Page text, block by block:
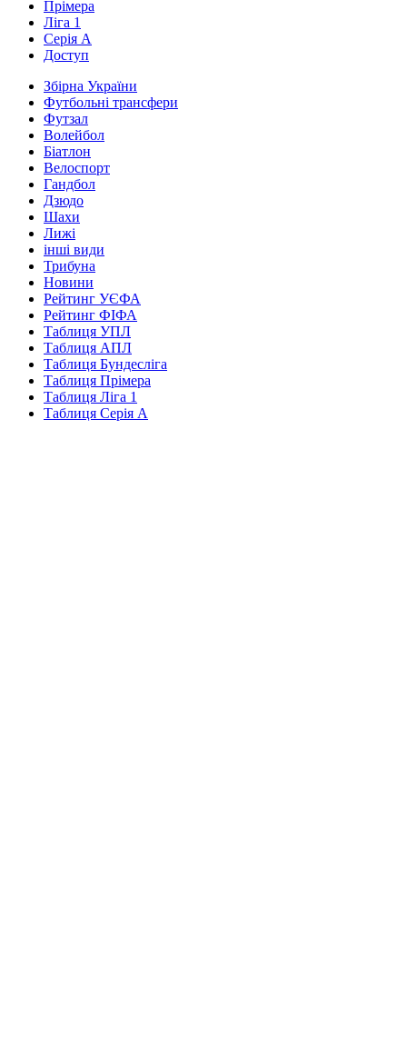
Прімера
Ліга 1
Серія А
Доступ
Збірна України
Футбольні трансфери
Футзал
Волейбол
Біатлон
Велоспорт
Гандбол
Дзюдо
Шахи
Лижі
інші види
Трибуна
Новини
Рейтинг УЄФА
Рейтинг ФІФА
Таблиця УПЛ
Таблиця АПЛ
Таблиця Бундесліга
Таблиця Прімера
Таблиця Ліга 1
Таблиця Серія А